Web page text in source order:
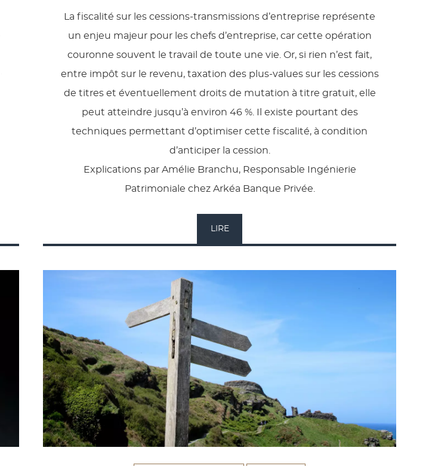
La fiscalité sur les cessions-transmissions d’entreprise représente
un enjeu majeur pour les chefs d’entreprise, car cette opération
couronne souvent le travail de toute une vie. Or, si rien n’est fait,
entre impôt sur le revenu, taxation des plus-values sur les cessions
de titres et éventuellement droits de mutation à titre gratuit, elle
peut atteindre jusqu’à environ 46 %. Il existe pourtant des
techniques permettant d’optimiser cette fiscalité, à condition
d’anticiper la cession.
Explications par Amélie Branchu, Responsable Ingénierie
Patrimoniale chez Arkéa Banque Privée.
LIRE